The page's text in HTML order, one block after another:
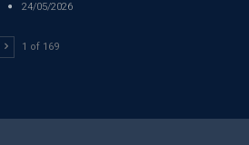
24/05/2026
1 of 169